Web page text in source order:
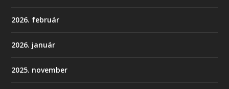
2026. február
2026. január
2025. november